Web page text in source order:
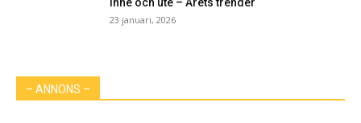
Inne och ute – Årets trender
23 januari, 2026
– ANNONS –